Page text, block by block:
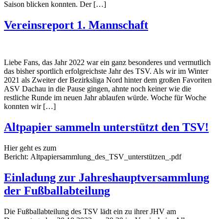
Saison blicken konnten. Der […]
Vereinsreport 1. Mannschaft
Liebe Fans, das Jahr 2022 war ein ganz besonderes und vermutlich
das bisher sportlich erfolgreichste Jahr des TSV. Als wir im Winter
2021 als Zweiter der Bezirksliga Nord hinter dem großen Favoriten
ASV Dachau in die Pause gingen, ahnte noch keiner wie die
restliche Runde im neuen Jahr ablaufen würde. Woche für Woche
konnten wir […]
Altpapier sammeln unterstützt den TSV!
Hier geht es zum
Bericht: Altpapiersammlung_des_TSV_unterstützen_.pdf
Einladung zur Jahreshauptversammlung
der Fußballabteilung
Die Fußballabteilung des TSV lädt ein zu ihrer JHV am